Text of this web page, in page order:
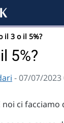
il 3 o il 5%?
5%?
- 07/07/2023
ci facciamo